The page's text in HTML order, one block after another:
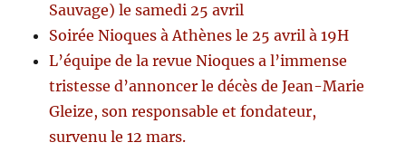
Sauvage) le samedi 25 avril
Soirée Nioques à Athènes le 25 avril à 19H
L’équipe de la revue Nioques a l’immense
tristesse d’annoncer le décès de Jean-Marie
Gleize, son responsable et fondateur,
survenu le 12 mars.